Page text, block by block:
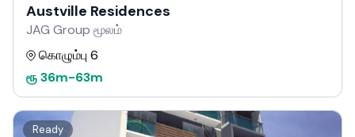
Austville Residences
JAG Group மூலம்
கொழும்பு 6
ரூ36m-63m
Ready